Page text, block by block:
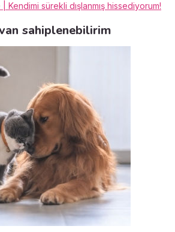
Kendimi sürekli dışlanmış hissediyorum!
sahiplenebilirim